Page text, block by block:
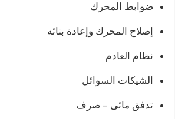
ضوابط المحرك
إصلاح المحرك وإعادة بنائه
نظام العادم
الشيكات السوائل
تدفق مائى – صرف